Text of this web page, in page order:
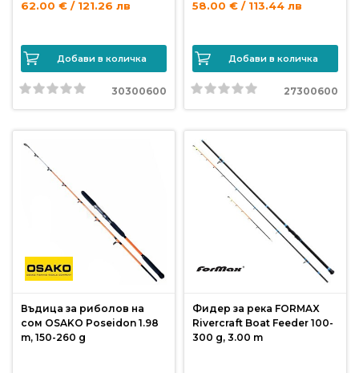
Аксесоари
Влакна
риболов
Куки
за
Дрехи
62.00 € / 121.26 лв
Добави в количка
30300600
58.00 € / 113.44 лв
Добави в количка
27300600
Въдица за риболов на
сом OSAKO Poseidon 1.98
m, 150-260 g
Фидер за река FORMAX
Rivercraft Boat Feeder 100-
300 g, 3.00 m